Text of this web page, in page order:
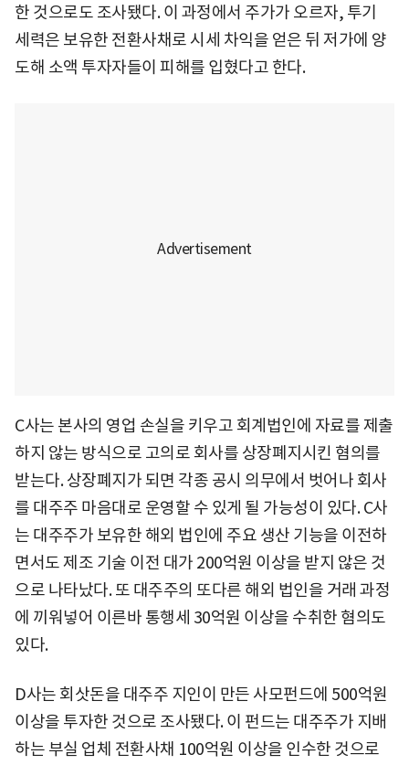
한 것으로도 조사됐다. 이 과정에서 주가가 오르자, 투기
세력은 보유한 전환사채로 시세 차익을 얻은 뒤 저가에 양
도해 소액 투자자들이 피해를 입혔다고 한다.
C사는 본사의 영업 손실을 키우고 회계법인에 자료를 제출
하지 않는 방식으로 고의로 회사를 상장폐지시킨 혐의를
받는다. 상장폐지가 되면 각종 공시 의무에서 벗어나 회사
를 대주주 마음대로 운영할 수 있게 될 가능성이 있다. C사
는 대주주가 보유한 해외 법인에 주요 생산 기능을 이전하
면서도 제조 기술 이전 대가 200억원 이상을 받지 않은 것
으로 나타났다. 또 대주주의 또다른 해외 법인을 거래 과정
에 끼워넣어 이른바 통행세 30억원 이상을 수취한 혐의도
있다.
D사는 회삿돈을 대주주 지인이 만든 사모펀드에 500억원
이상을 투자한 것으로 조사됐다. 이 펀드는 대주주가 지배
하는 부실 업체 전환사채 100억원 이상을 인수한 것으로